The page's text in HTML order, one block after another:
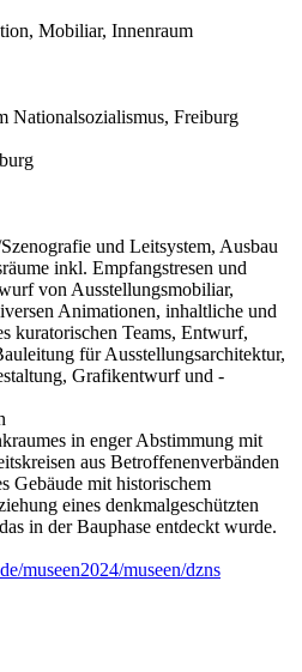
Mobiliar, Innenraum
Nationalsozialismus, Freiburg
und Leitsystem, Ausbau
inkl. Empfangstresen und
von Ausstellungsmobiliar,
Animationen, inhaltliche und
kuratorischen Teams, Entwurf,
für Ausstellungsarchitektur,
Grafikentwurf und -
in enger Abstimmung mit
aus Betroffenenverbänden
Gebäude mit historischem
eines denkmalgeschützten
in der Bauphase entdeckt wurde.
museen2024/museen/dzns